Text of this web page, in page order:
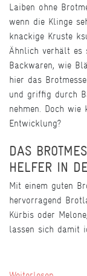
Laiben ohne
wenn die Klinge
knackige Kruste
Ähnlich verhält es
Backwaren, wie
hier das
und griffig durch
nehmen. Doch
Entwicklung?
DAS
HELFER IN
Mit einem guten
hervorragend
Kürbis oder
lassen sich damit